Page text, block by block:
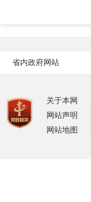
省内政府网站
关于本网
网站声明
网站地图